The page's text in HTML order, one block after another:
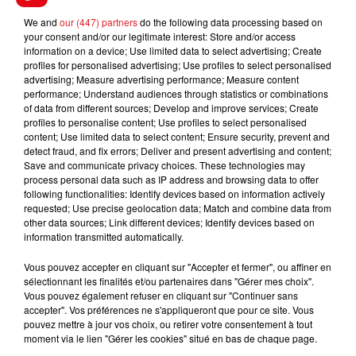
discplines de l'obstacle. En haut de tableau, elle
visera un accessit.
En direct des pistes :
FILS D'ACTUS
15 juillet 2026
BÉTHUNE: ENQUÊTE POUR HOMICIDE
VOLONTAIRE EN COURS, APRÈS LA...
Selon les premiers éléments, le logement servait
We and our (447) partnersdo the following data processing based on
your consent and/or our legitimate interest: Store and/or access
information on a device; Use limited data to select advertising; Create
profiles for personalised advertising; Use profiles to select personalised
advertising; Measure advertising performance; Measure content
performance; Understand audiences through statistics or combinations
of data from different sources; Develop and improve services; Create
profiles to personalise content; Use profiles to select personalised
content; Use limited data to select content; Ensure security, prevent and
detect fraud, and fix errors; Deliver and present advertising and content;
Save and communicate privacy choices. These technologies may
process personal data such as IP address and browsing data to offer
following functionalities: Identify devices based on information actively
requested; Use precise geolocation data; Match and combine data from
other data sources; Link different devices; Identify devices based on
information transmitted automatically.
Vous pouvez accepter en cliquant sur "Accepter et fermer", ou affiner en
sélectionnant les finalités et/ou partenaires dans "Gérer mes choix".
Vous pouvez également refuser en cliquant sur "Continuer sans
accepter". Vos préférences ne s'appliqueront que pour ce site. Vous
pouvez mettre à jour vos choix, ou retirer votre consentement à tout
moment via le lien "Gérer les cookies" situé en bas de chaque page.